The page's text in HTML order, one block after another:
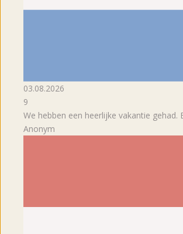
03.08.2026
9
We hebben een heerlijke vakantie gehad.
Anonym